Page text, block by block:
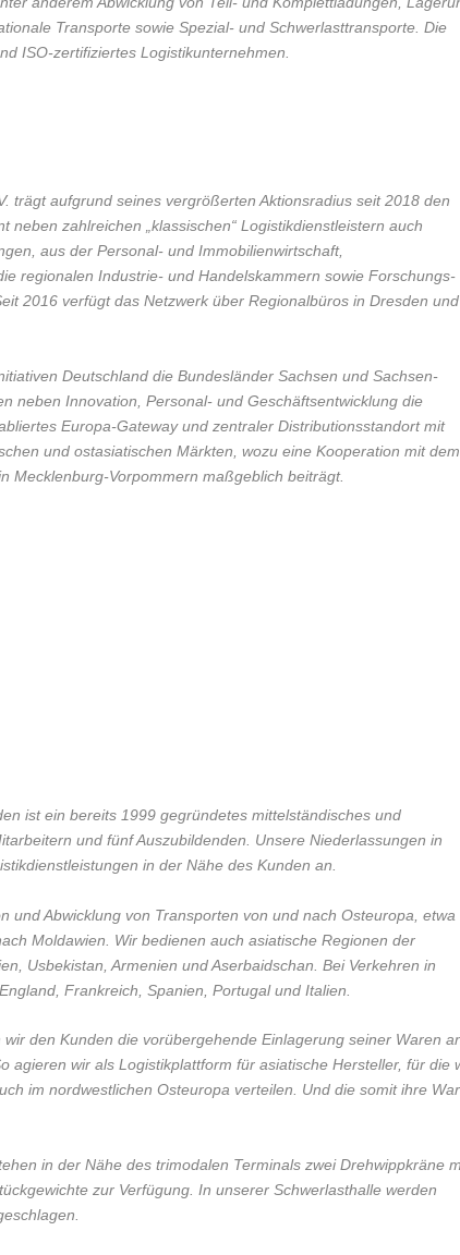
Transporte sowie Spezial- und Schwerlasttransporte. Die
ISO-zertifiziertes Logistikunternehmen.
trägt aufgrund seines vergrößerten Aktionsradius seit 2018 den
zahlreichen „klassischen“ Logistikdienstleistern auch
aus der Personal- und Immobilienwirtschaft,
regionalen Industrie- und Handelskammern sowie Forschungs-
2016 verfügt das Netzwerk über Regionalbüros in Dresden und
Deutschland die Bundesländer Sachsen und Sachsen-
neben Innovation, Personal- und Geschäftsentwicklung die
Europa-Gateway und zentraler Distributionsstandort mit
und ostasiatischen Märkten, wozu eine Kooperation mit dem
Mecklenburg-Vorpommern maßgeblich beiträgt.
ist ein bereits 1999 gegründetes mittelständisches und
und fünf Auszubildenden. Unsere Niederlassungen in
in der Nähe des Kunden an.
und Abwicklung von Transporten von und nach Osteuropa, etwa
Moldawien. Wir bedienen auch asiatische Regionen der
Usbekistan, Armenien und Aserbaidschan. Bei Verkehren in
Frankreich, Spanien, Portugal und Italien.
den Kunden die vorübergehende Einlagerung seiner Waren
agieren wir als Logistikplattform für asiatische Hersteller, für die
im nordwestlichen Osteuropa verteilen. Und die somit ihre
in der Nähe des trimodalen Terminals zwei Drehwippkräne
zur Verfügung. In unserer Schwerlasthalle werden